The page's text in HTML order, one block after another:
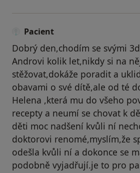
Pacient
Dobrý den,chodím se svými
Androvi kolik let,nikdy si na
stěžovat,dokáže poradit a
obavami o své dítě,ale od té
Helena ,která mu do všeho
recepty a neumí se chovat k
děti moc nadšení kvůli ní
doktorovi renomé,myslím,že
odešla kvůli ní a dokonce se
podobně vyjadřují.je to pro